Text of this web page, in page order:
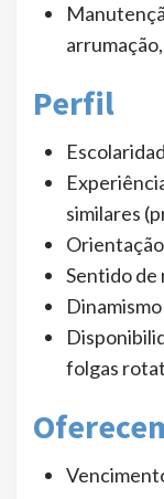
Perfil
similares
Sentido de
folgas